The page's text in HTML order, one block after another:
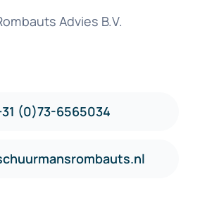
Advies B.V.
(0)73-6565034